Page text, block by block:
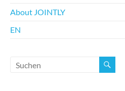
About JOINTLY
EN